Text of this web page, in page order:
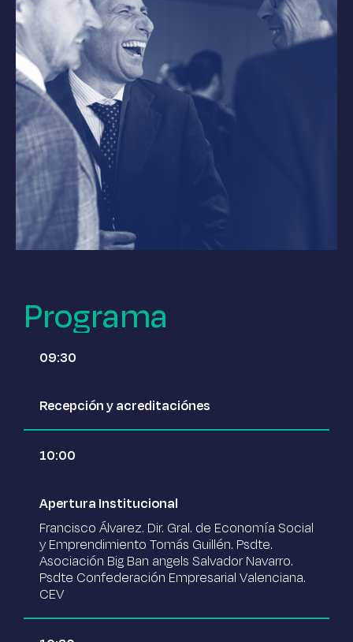
Programa
09:30
Recepción y acreditaciónes
10:00
Apertura Institucional
Francisco Álvarez. Dir. Gral. de Economía Social
y Emprendimiento Tomás Guillén. Psdte.
Asociación Big Ban angels Salvador Navarro.
Psdte Confederación Empresarial Valenciana.
CEV